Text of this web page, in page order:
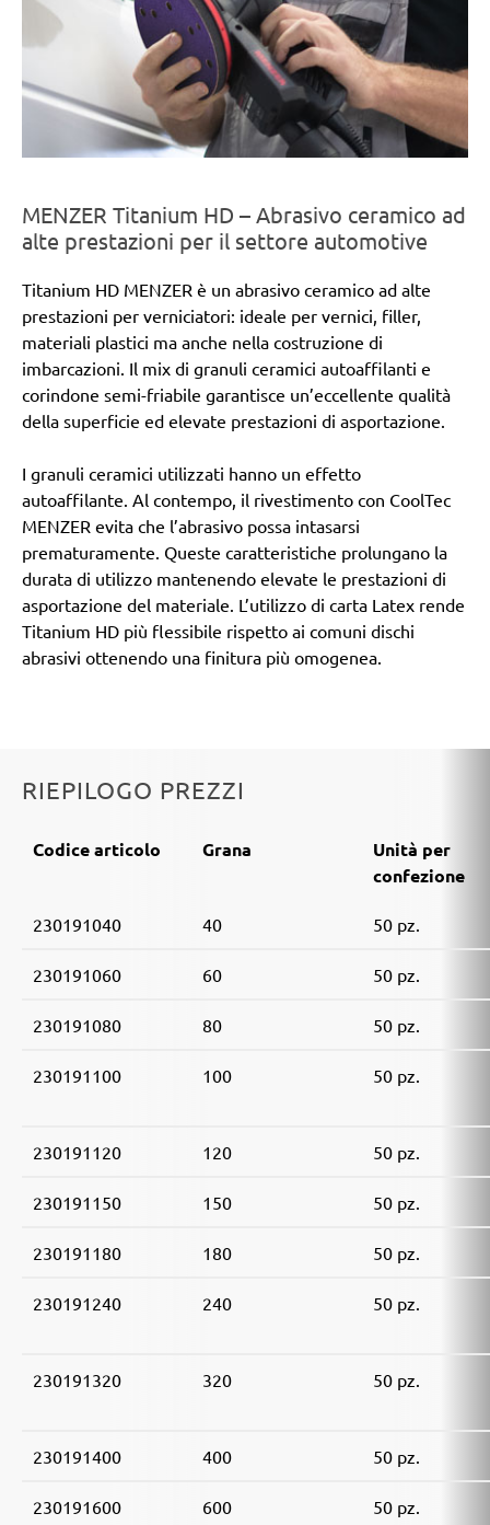
MENZER Titanium HD – Abrasivo ceramico ad
alte prestazioni per il settore automotive
Titanium HD MENZER è un abrasivo ceramico ad alte
prestazioni per verniciatori: ideale per vernici, filler,
materiali plastici ma anche nella costruzione di
imbarcazioni. Il mix di granuli ceramici autoaffilanti e
corindone semi-friabile garantisce un’eccellente qualità
della superficie ed elevate prestazioni di asportazione.
I granuli ceramici utilizzati hanno un effetto
autoaffilante. Al contempo, il rivestimento con CoolTec
MENZER evita che l’abrasivo possa intasarsi
prematuramente. Queste caratteristiche prolungano la
durata di utilizzo mantenendo elevate le prestazioni di
asportazione del materiale. L’utilizzo di carta Latex rende
Titanium HD più flessibile rispetto ai comuni dischi
abrasivi ottenendo una finitura più omogenea.
RIEPILOGO PREZZI
Codice articolo Grana
Unità per
confezione
230191040 40 50 pz.
230191060 60 50 pz.
230191080 80 50 pz.
230191100 100 50 pz.
230191120 120 50 pz.
230191150 150 50 pz.
230191180 180 50 pz.
230191240 240 50 pz.
230191320 320 50 pz.
230191400 400 50 pz.
230191600 600 50 pz.